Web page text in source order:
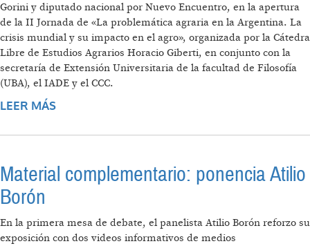
Gorini y diputado nacional por Nuevo Encuentro, en la apertura
de la II Jornada de «La problemática agraria en la Argentina. La
crisis mundial y su impacto en el agro», organizada por la Cátedra
Libre de Estudios Agrarios Horacio Giberti, en conjunto con la
secretaría de Extensión Universitaria de la facultad de Filosofía
(UBA), el IADE y el CCC.
LEER MÁS
Material complementario: ponencia Atilio
Borón
En la primera mesa de debate, el panelista Atilio Borón reforzo su
exposición con dos videos informativos de medios